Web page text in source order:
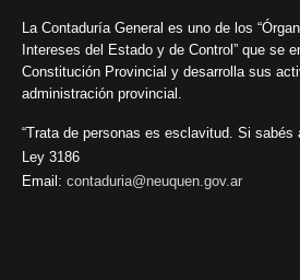
La Contaduría General es uno de los
Intereses del Estado y de Control” que se
Constitución Provincial y desarrolla sus
administración provincial.
“Trata de personas es esclavitud. Si sabés
Ley 3186
Email: contaduria@neuquen.gov.ar